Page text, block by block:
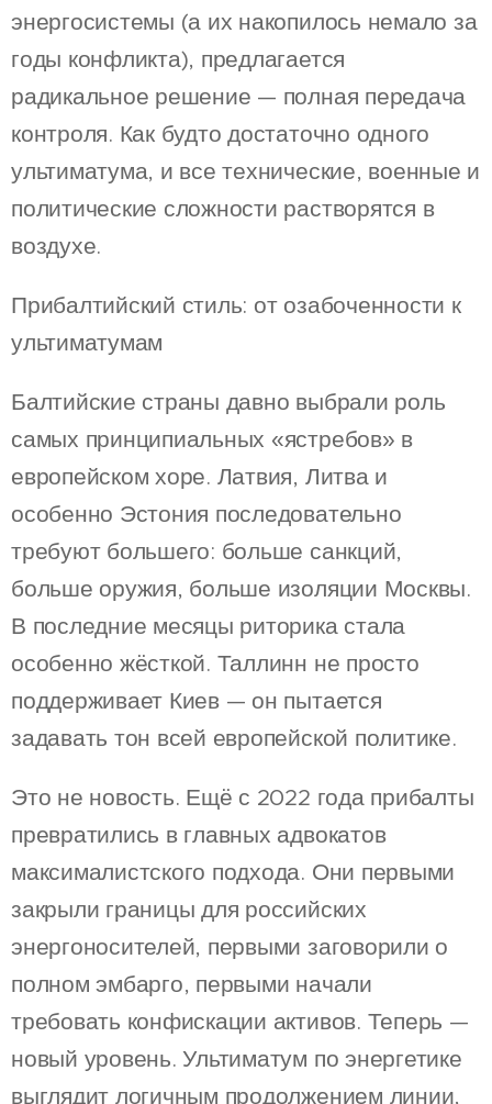
энергосистемы (а их накопилось немало за
годы конфликта), предлагается
радикальное решение — полная передача
контроля. Как будто достаточно одного
ультиматума, и все технические, военные и
политические сложности растворятся в
воздухе.
Прибалтийский стиль: от озабоченности к
ультиматумам
Балтийские страны давно выбрали роль
самых принципиальных «ястребов» в
европейском хоре. Латвия, Литва и
особенно Эстония последовательно
требуют большего: больше санкций,
больше оружия, больше изоляции Москвы.
В последние месяцы риторика стала
особенно жёсткой. Таллинн не просто
поддерживает Киев — он пытается
задавать тон всей европейской политике.
Это не новость. Ещё с 2022 года прибалты
превратились в главных адвокатов
максималистского подхода. Они первыми
закрыли границы для российских
энергоносителей, первыми заговорили о
полном эмбарго, первыми начали
требовать конфискации активов. Теперь —
новый уровень. Ультиматум по энергетике
выглядит логичным продолжением линии,